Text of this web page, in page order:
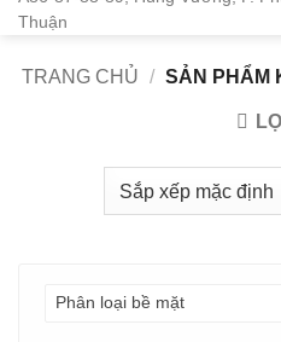
Thuận
TRANG CHỦ / SẢN PHẨM
Phân loại bề mặt